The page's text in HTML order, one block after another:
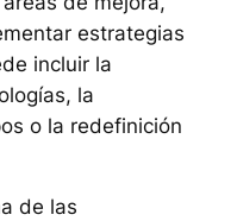
estrategias
incluir la
la
o la redefinición
de las